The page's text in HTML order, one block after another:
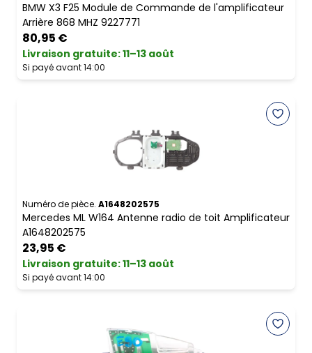
BMW X3 F25 Module de Commande de l'amplificateur
Arrière 868 MHZ 9227771
80,95 €
Livraison gratuite:11–13 août
Si payé avant 14:00
Numéro de pièce. A1648202575
Mercedes ML W164 Antenne radio de toit Amplificateur
A1648202575
23,95 €
Livraison gratuite:11–13 août
Si payé avant 14:00